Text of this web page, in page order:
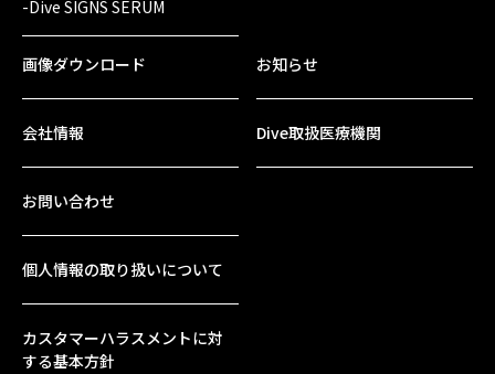
-Dive SIGNS SERUM
画像ダウンロード
会社情報
お知らせ
Dive取扱医療機関
お問い合わせ
個人情報の取り扱いについて
カスタマーハラスメントに対
する基本方針